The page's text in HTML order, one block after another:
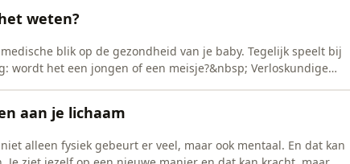
weten?
blik op de gezondheid van je baby. Tegelijk speelt bij
wordt het een jongen of een meisje?&nbsp; Verloskundige
aan je lichaam
alleen fysiek gebeurt er veel, maar ook mentaal. En dat kan